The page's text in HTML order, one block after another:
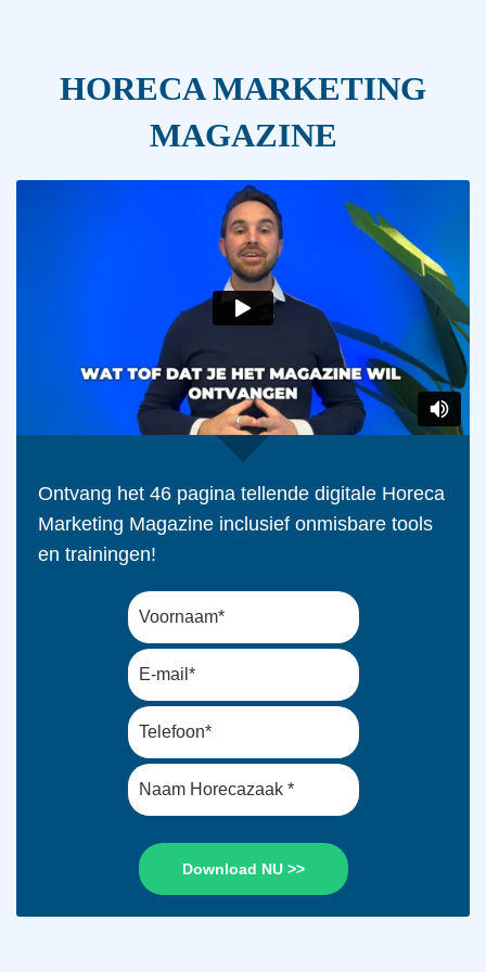
HORECA MARKETING
MAGAZINE
Ontvang het 46 pagina tellende digitale Horeca
Marketing Magazine inclusief onmisbare tools
en trainingen!
Download NU >>